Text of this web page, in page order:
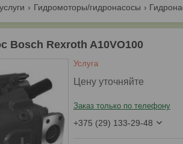
Гидромоторы/гидронасосы
Bosch Rexroth A10VO100
Услуга
Цену уточняйте
Заказ только по телефону
+375 (29) 133-29-48